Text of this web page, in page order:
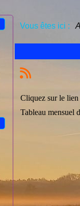
Vous êtes ici :
Cliquez sur le
Tableau mensuel